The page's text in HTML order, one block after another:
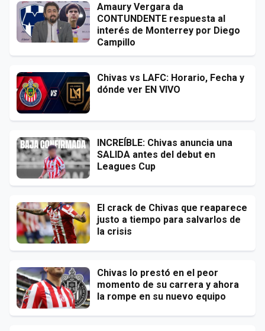
Amaury Vergara da
CONTUNDENTE respuesta al
interés de Monterrey por Diego
Campillo
Chivas vs LAFC: Horario, Fecha y
dónde ver EN VIVO
INCREÍBLE: Chivas anuncia una
SALIDA antes del debut en
Leagues Cup
El crack de Chivas que reaparece
justo a tiempo para salvarlos de
la crisis
Chivas lo prestó en el peor
momento de su carrera y ahora
la rompe en su nuevo equipo